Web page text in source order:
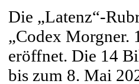
Die „Latenz“-
„Codex Morgner.
eröffnet. Die 14
bis zum 8. Mai